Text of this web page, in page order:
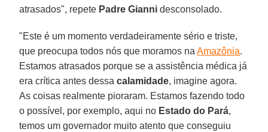
atrasados", repete Padre Gianni desconsolado.
"Este é um momento verdadeiramente sério e triste,
que preocupa todos nós que moramos naAmazônia.
Estamos atrasados porque se a assistência médica já
era crítica antes dessacalamidade, imagine agora.
As coisas realmente pioraram. Estamos fazendo todo
o possível, por exemplo, aqui no Estado do Pará,
temos um governador muito atento que conseguiu